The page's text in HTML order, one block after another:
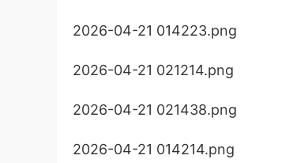
2026-04-21 014223.png
2026-04-21 021214.png
2026-04-21 021438.png
2026-04-21 014214.png